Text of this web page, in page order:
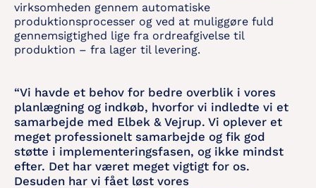
virksomheden gennem automatiske
produktionsprocesser og ved at muliggøre fuld
gennemsigtighed lige fra ordreafgivelse til
produktion – fra lager til levering.
“Vi havde et behov for bedre overblik i vores
planlægning og indkøb, hvorfor vi indledte vi et
samarbejde med Elbek & Vejrup. Vi oplever et
meget professionelt samarbejde og fik god
støtte i implementeringsfasen, og ikke mindst
efter. Det har været meget vigtigt for os.
Desuden har vi fået løst vores